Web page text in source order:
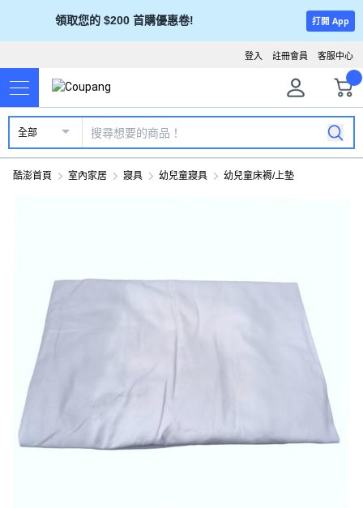
領取您的 $200 首購優惠卷! 打開 App
客服中心
註冊會員
登入
全部
酷澎首頁 室內家居 寢具 幼兒童寢具 幼兒童床褥/上墊